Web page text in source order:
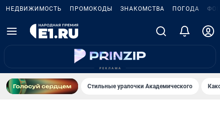
НЕДВИЖИМОСТЬ ПРОМОКОДЫ ЗНАКОМСТВА ПОГОДА
Стильные уралочки Академического